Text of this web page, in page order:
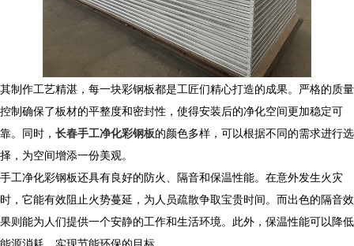
其制作工艺精湛，每一块彩钢板都是工匠们精心打造的成果。严格的质量
控制确保了板材的平整度和密封性，使得安装后的净化空间更加稳定可
靠。同时， 长春手工净化彩钢板的颜色多样，可以根据不同的需求进行选
择，为空间增添一份美观。
手工净化彩钢板还具有良好的防火、隔音和保温性能。在意外发生火灾
时，它能有效阻止火势蔓延，为人员疏散争取宝贵时间。而出色的隔音效
果则能为人们提供一个安静的工作和生活环境。此外，保温性能可以降低